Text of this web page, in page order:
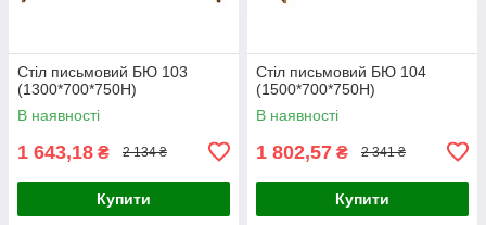
Стіл письмовий БЮ 103
(1300*700*750Н)
В наявності
1 643,18 ₴ 2 134 ₴
Купити
Стіл письмовий БЮ 104
(1500*700*750Н)
В наявності
1 802,57 ₴ 2 341 ₴
Купити